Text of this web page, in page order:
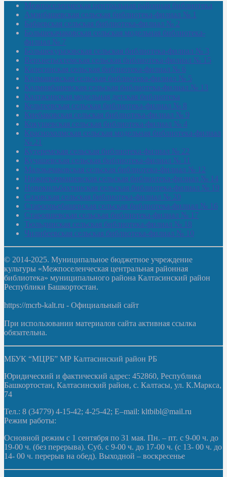
Межпоселенческая центральная районная библиотека
Амзибашевская сельская библиотека-филиал № 1
Бабаевская сельская библиотека-филиал № 2
Большекачаковская сельская модельная библиотека-
филиал № 7
Большекуразовская сельская библиотека-филиал № 3
Верхнетыхтемская сельская библиотека-филиал № 15
Калегинская сельская библиотека-филиал № 6
Калмашевская сельская библиотека-филиал № 5
Калмиябашевская сельская библиотека-филиал № 13
Калтасинская модельная детская библиотека
Кельтеевская сельская библиотека-филиал № 8
Киебаковская сельская библиотека-филиал № 9
Кокушевская сельская библиотека-филиал № 4
Краснохолмская сельская модельная библиотека-филиал
№ 21
Кутеремская сельская библиотека-филиал № 22
Кучашевская сельская библиотека-филиал № 11
Малокачаковская сельская библиотека-филиал № 12
Нижнекачмашевская сельская библиотека-филиал № 14
Новокильбахтинская сельская библиотека-филиал № 19
Сазовская сельская библиотека-филиал № 20
Староорьебашевская сельская библиотека-филиал № 16
Старояшевская сельская библиотека-филиал № 17
Тюльдинская сельская библиотека-филиал № 18
Чилибеевская сельская библиотека-филиал № 10
© 2014-2025. Муниципальное бюджетное учреждение
культуры «Межпоселенческая центральная районная
библиотека» муниципального района Калтасинский район
Республики Башкортостан.
https://mcrb-kalt.ru - Официальный сайт
При использовании материалов сайта активная ссылка
обязательна.
МБУК “МЦРБ” МР Калтасинский район РБ
Юридический и фактический адрес: 452860, Республика
Башкортостан, Калтасинский район, с. Калтасы, ул. К.Маркса,
74
Тел.: 8 (34779) 4-15-42; 4-25-42; E–mail: kltbibl@mail.ru
Режим работы:
Основной режим с 1 сентября по 31 мая. Пн. – пт. с 9-00 ч. до
19-00 ч. (без перерыва). Суб. с 9-00 ч. до 17-00 ч. (с 13- 00 ч. до
14- 00 ч. перерыв на обед). Выходной – воскресенье